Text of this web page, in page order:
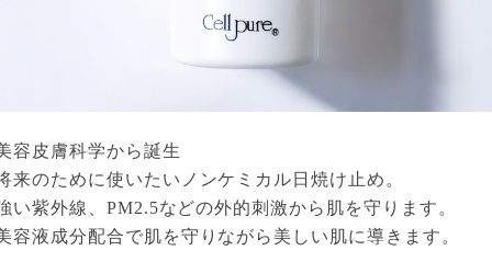
容皮膚科学から誕生
来のために使いたいノンケミカル日焼け止め。
い紫外線、PM2.5などの外的刺激から肌を守ります。
容液成分配合で肌を守りながら美しい肌に導きます。